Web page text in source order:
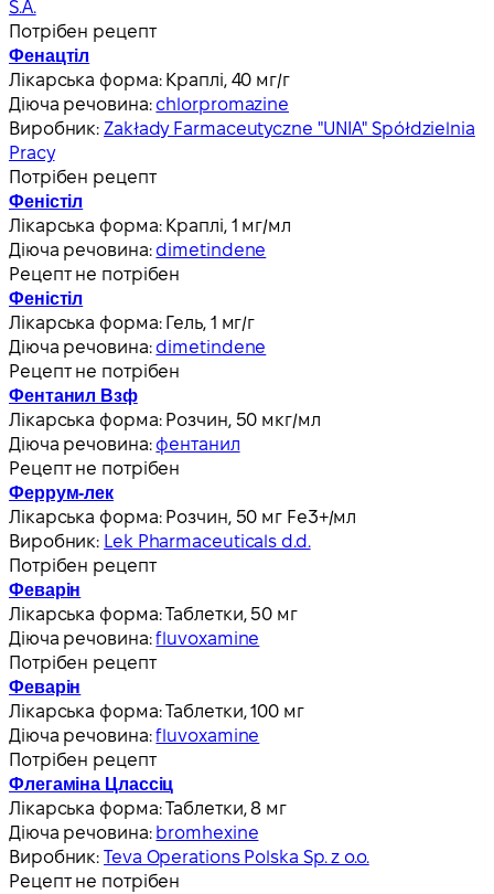
S.A.
Потрібен рецепт
Фенацтіл
Лікарська форма: Краплі, 40 мг/г
Діюча речовина: chlorpromazine
Виробник: Zakłady Farmaceutyczne "UNIA" Spółdzielnia
Pracy
Потрібен рецепт
Феністіл
Лікарська форма: Краплі, 1 мг/мл
Діюча речовина: dimetindene
Рецепт не потрібен
Феністіл
Лікарська форма: Гель, 1 мг/г
Діюча речовина: dimetindene
Рецепт не потрібен
Фентанил Взф
Лікарська форма: Розчин, 50 мкг/мл
Діюча речовина: фентанил
Рецепт не потрібен
Феррум-лек
Лікарська форма: Розчин, 50 мг Fe3+/мл
Виробник: Lek Pharmaceuticals d.d.
Потрібен рецепт
Феварін
Лікарська форма:Таблетки, 50 мг
Діюча речовина:fluvoxamine
Потрібен рецепт
Феварін
Лікарська форма:Таблетки, 100 мг
Діюча речовина:fluvoxamine
Потрібен рецепт
Флегаміна Цлассіц
Лікарська форма:Таблетки, 8 мг
Діюча речовина: bromhexine
Виробник:Teva Operations Polska Sp. z o.o.
Рецепт не потрібен